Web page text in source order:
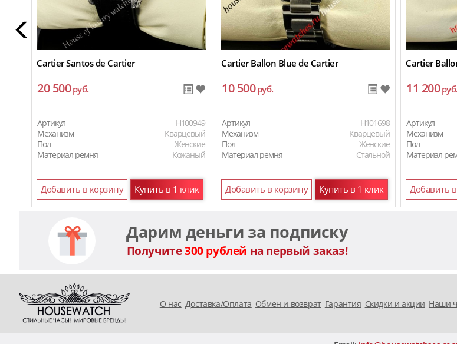
Cartier Santos de Cartier
20 500руб.
Артикул
H100949
Механизм
Кварцевый
Пол
Женские
Материал ремня
Кожаный
Добавить в корзину Купить в 1 клик
Cartier Ballon Blue de Cartier
10 500руб.
Артикул
H101698
Механизм
Кварцевый
Пол
Женские
Материал ремня
Стальной
Добавить в корзину Купить в 1 клик
Cartier
11 200руб.
Артикул
Механизм
Пол
Материал
Добавить
Дарим деньги за подписку
Получите300 рублей на первый заказ!
O нас Доставка/Оплата Обмен и возврат Гарантия Скидки и акции Наши